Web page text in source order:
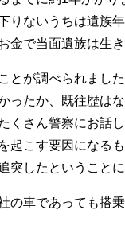
りないうちは遺族
金で当面遺族は生
とが調べられました
ったか、既往歴は
くさん警察にお話し
起こす要因になる
突したということ
の車であっても搭